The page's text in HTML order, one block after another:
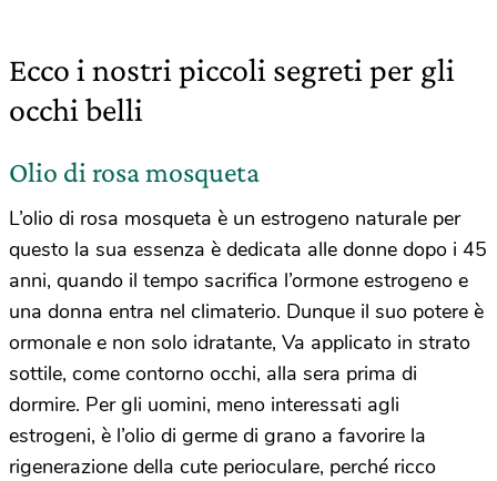
Ecco i nostri piccoli segreti per gli
occhi belli
Olio di rosa mosqueta
L’olio di rosa mosqueta è un estrogeno naturale per
questo la sua essenza è dedicata alle donne dopo i 45
anni, quando il tempo sacrifica l’ormone estrogeno e
una donna entra nel climaterio. Dunque il suo potere è
ormonale e non solo idratante, Va applicato in strato
sottile, come contorno occhi, alla sera prima di
dormire. Per gli uomini, meno interessati agli
estrogeni, è l’olio di germe di grano a favorire la
rigenerazione della cute perioculare, perché ricco